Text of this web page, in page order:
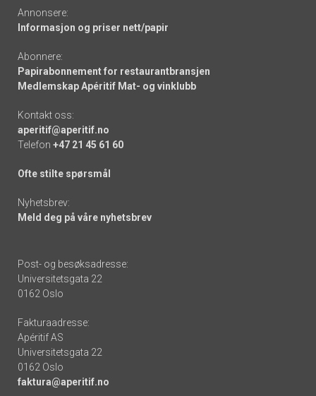
Annonsere:
Informasjon og priser nett/papir
Abonnere:
Papirabonnement for restaurantbransjen
Medlemskap Apéritif Mat- og vinklubb
Kontakt oss:
aperitif@aperitif.no
Telefon +47 21 45 61 60
Ofte stilte spørsmål
Nyhetsbrev:
Meld deg på våre nyhetsbrev
Post- og besøksadresse:
Universitetsgata 22
0162 Oslo
Fakturaadresse:
Apéritif AS
Universitetsgata 22
0162 Oslo
faktura@aperitif.no